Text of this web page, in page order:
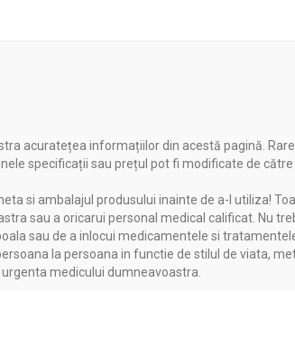
acuratețea informațiilor din acestă pagină.
specificații sau prețul pot fi modificate de
si ambalajul produsului inainte de a-l utiliza!
sau a oricarui personal medical calificat. Nu
sau de a inlocui medicamentele si
la persoana in functie de stilul de viata,
medicului dumneavoastra.